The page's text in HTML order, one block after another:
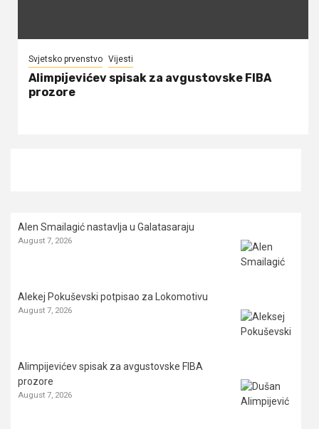
Svjetsko prvenstvo Vijesti
Alimpijevićev spisak za avgustovske FIBA
prozore
Alen Smailagić nastavlja u Galatasaraju
August 7, 2026
Alekej Pokuševski potpisao za Lokomotivu
August 7, 2026
Alimpijevićev spisak za avgustovske FIBA
prozore
August 7, 2026